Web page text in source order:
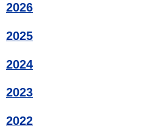
2026
2025
2024
2023
2022